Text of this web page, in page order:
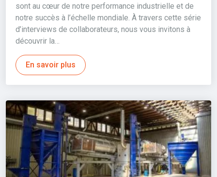
sont au cœur de notre performance industrielle et de
notre succès à l’échelle mondiale. À travers cette série
d’interviews de collaborateurs, nous vous invitons à
découvrir la…
En savoir plus